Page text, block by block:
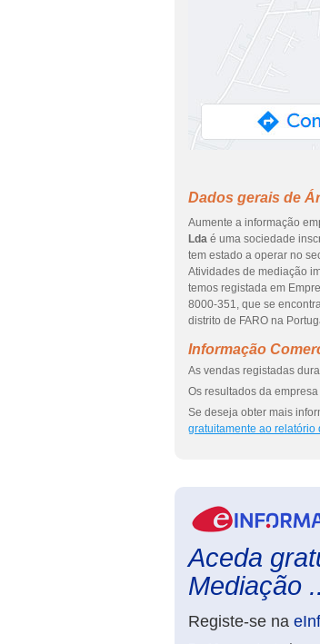
Dados gerais de
Aumente a informação
Lda é uma sociedade
tem estado a operar no
Atividades de mediação
temos registada em
8000-351, que se
distrito de FARO na
Informação
As vendas registadas
Os resultados da
Se deseja obter mais
gratuitamente ao relatório
Aceda
Mediação
Registe-se na